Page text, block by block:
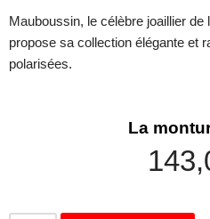
Mauboussin, le célèbre joaillier de
propose sa collection élégante et
polarisées.
La